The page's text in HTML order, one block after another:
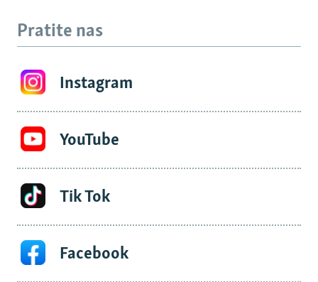
Pratite nas
Instagram
YouTube
Tik Tok
Facebook